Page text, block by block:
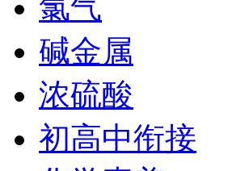
氯气
碱金属
浓硫酸
初高中衔接